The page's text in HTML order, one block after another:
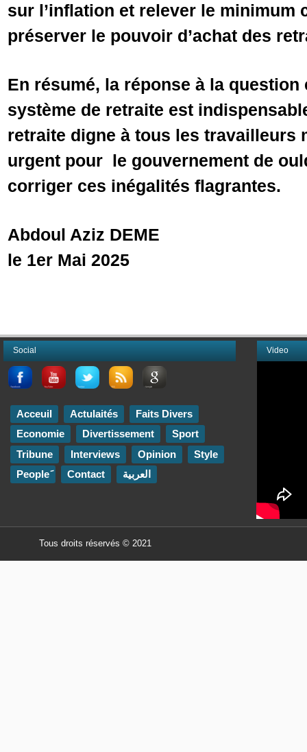
sur l’inflation et relever le minimum
préserver le pouvoir d’achat des
En résumé, la réponse à la
système de retraite est
retraite digne à tous les travailleurs
urgent pour le gouvernement de
corriger ces inégalités flagrantes.
Abdoul Aziz DEME
le 1er Mai 2025
Video
Social
Acceuil Actulaités
Faits Divers
Economie
Divertissement
Sport
Tribune
Interviews Opinion
Style
Contact العربية
Tous droits réservés © 2021